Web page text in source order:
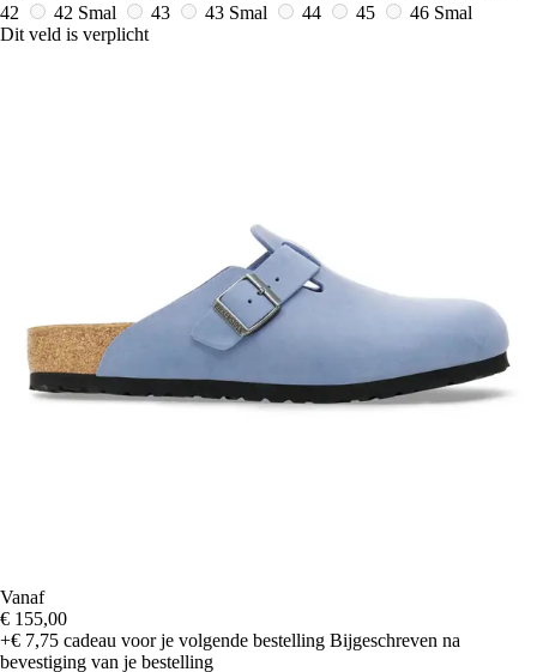
42
42 Smal 43 43 Smal 44 45
46 Smal
Dit veld is verplicht
Vanaf
€ 155,00
+€ 7,75 cadeau voor je volgende bestelling Bijgeschreven na
bevestiging van je bestelling